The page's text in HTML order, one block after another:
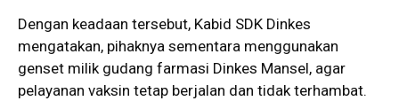
Dengan keadaan tersebut, Kabid SDK Dinkes
mengatakan, pihaknya sementara menggunakan
genset milik gudang farmasi Dinkes Mansel, agar
pelayanan vaksin tetap berjalan dan tidak terhambat.